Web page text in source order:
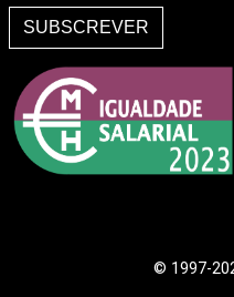
SUBSCREVER
© 1997-